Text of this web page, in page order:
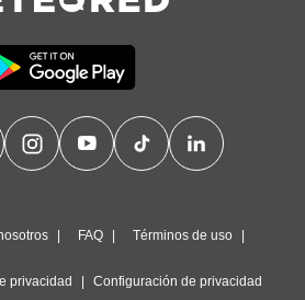
FAQ Términos de uso
privacidad Configuración de privacidad